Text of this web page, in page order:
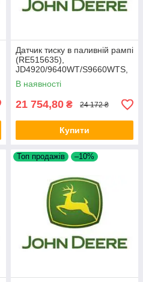
Датчик тиску в паливній рампі
(RE515635),
JD4920/9640WT/S9660WTS,
RE520930
В наявності
21 754,80 ₴ 24 172 ₴
Купити
Топ продажів –10%